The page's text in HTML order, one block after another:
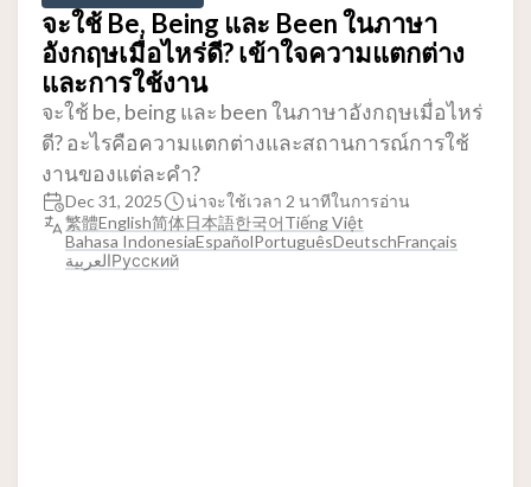
จะใช้ Be, Being และ Been ในภาษา
อังกฤษเมื่อไหร่ดี? เข้าใจความแตกต่าง
และการใช้งาน
จะใช้ be, being และ been ในภาษาอังกฤษเมื่อไหร่
ดี? อะไรคือความแตกต่างและสถานการณ์การใช้
งานของแต่ละคำ?
Dec 31, 2025
น่าจะใช้เวลา 2 นาทีในการอ่าน
繁體English简体日本語한국어Tiếng Việt
Bahasa IndonesiaEspañolPortuguêsDeutschFrançais
العربيةРусский